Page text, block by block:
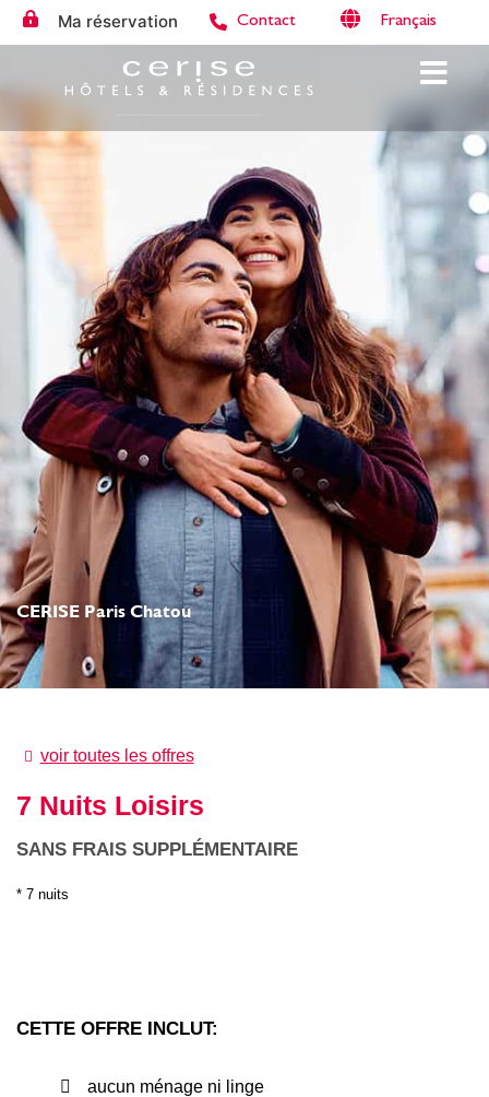
Ma réservation Contact Français
CERISE Paris Chatou
voir toutes les offres
7 Nuits Loisirs
SANS FRAIS SUPPLÉMENTAIRE
7 nuits
CETTE OFFRE INCLUT:
aucun ménage ni linge